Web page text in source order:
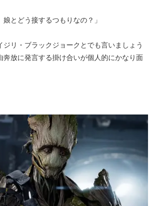
とどう接するつもりなの？」
ジリ・ブラックジョークとでも言いましょう
奔放に発言する掛け合いが個人的にかなり面